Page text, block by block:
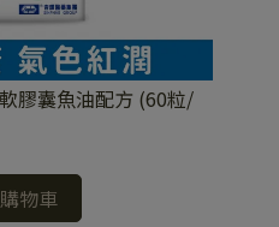
膠囊魚油配方 (60粒/
物車